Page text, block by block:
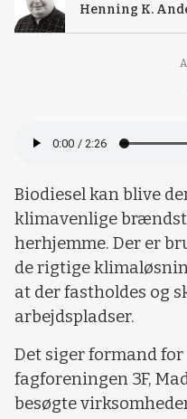
Henning K.
Biodiesel kan blive
klimavenlige
herhjemme. Der er
de rigtige
at der fastholdes og
arbejdspladser.
Det siger formand
fagforeningen 3F,
besøgte